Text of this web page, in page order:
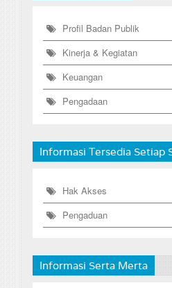
Profil Badan Publik
Kinerja & Kegiatan
Keuangan
Pengadaan
Informasi Tersedia Setiap
Hak Akses
Pengaduan
Informasi Serta Merta